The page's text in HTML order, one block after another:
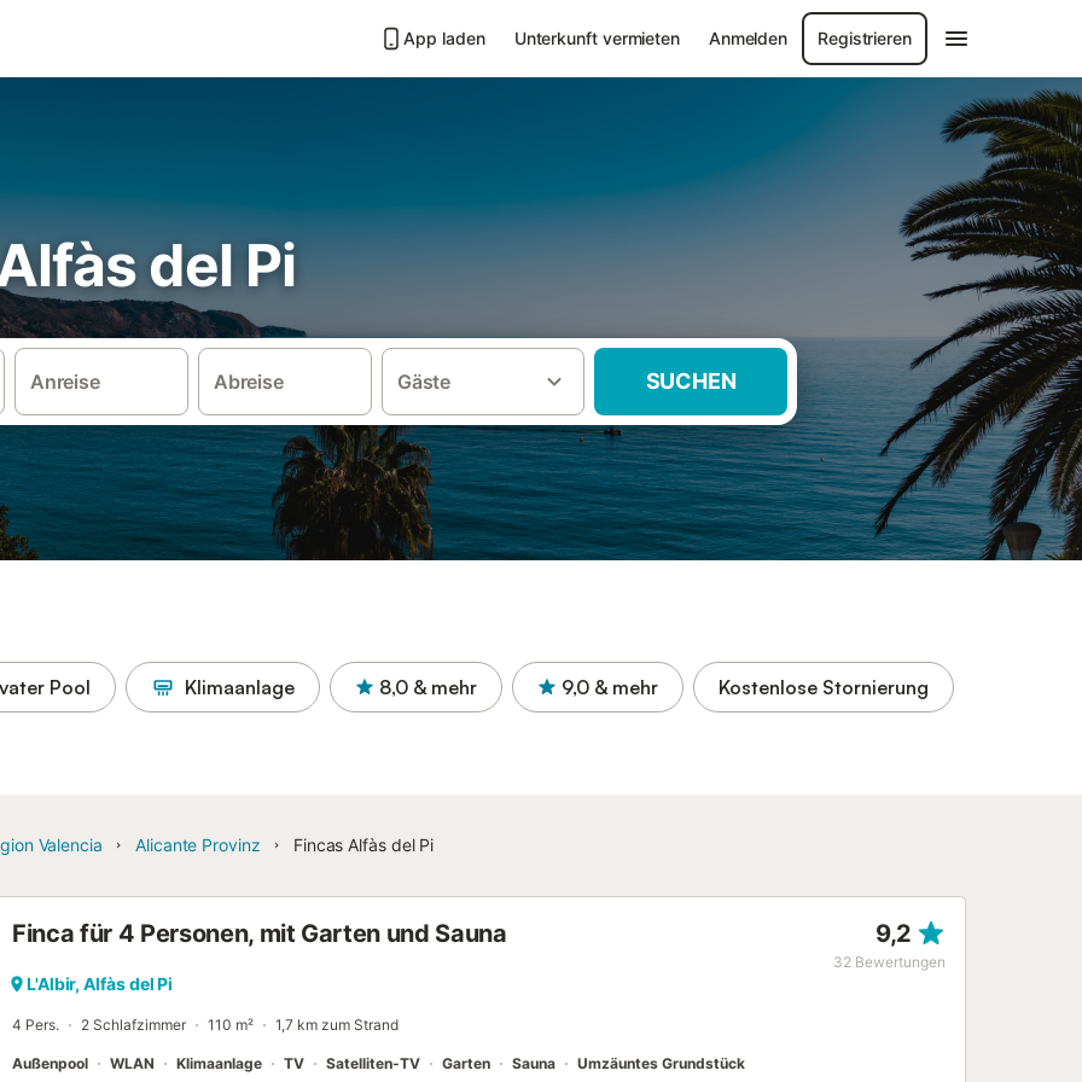
App laden Unterkunft vermieten Anmelden Registrieren
del Pi
Anreise Abreise Gäste SUCHEN
Pool Klimaanlage 8,0 & mehr 9,0 & mehr Kostenlose Stornierung
Valencia Alicante Provinz Fincas Alfàs del Pi
Finca für 4 Personen, mit Garten und Sauna 9,2
32 Bewertungen
L'Albir, Alfàs del Pi
4 Pers. 2 Schlafzimmer 110 m² 1,7 km zum Strand
Außenpool WLAN Klimaanlage TV Satelliten-TV Garten Sauna Umzäuntes Grundstück